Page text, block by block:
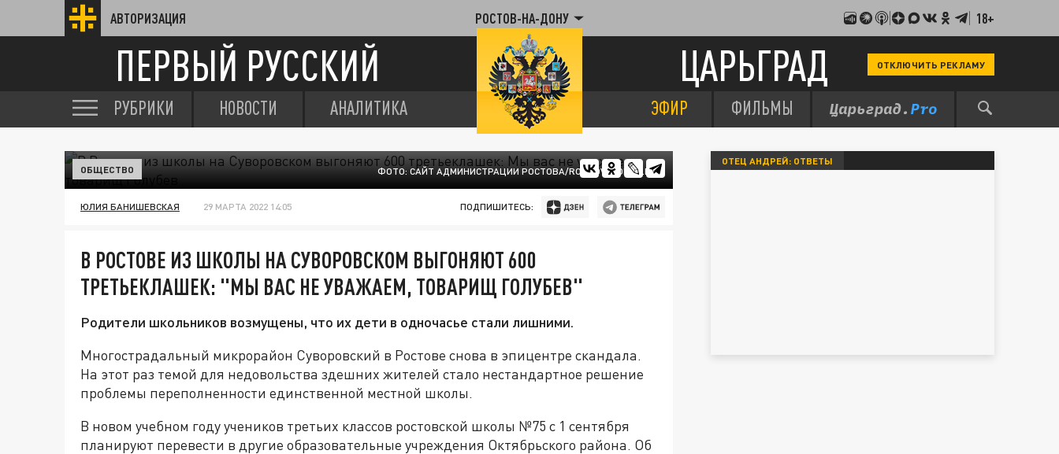
АВТОРИЗАЦИЯ РОСТОВ-НА-ДОНУ 18+
ПЕРВЫЙ РУССКИЙ ЦАРЬГРАД ОТКЛЮЧИТЬ РЕКЛАМУ
РУБРИКИ НОВОСТИ АНАЛИТИКА ЭФИР ФИЛЬМЫ
ФОТО: САЙТ АДМИНИСТРАЦИИ РОСТОВА/ROSTOV-GOROD.RU
ОБЩЕСТВО
ЮЛИЯ БАНИШЕВСКАЯ 29 МАРТА 2022 14:05 ПОДПИШИТЕСЬ:
В РОСТОВЕ ИЗ ШКОЛЫ НА СУВОРОВСКОМ ВЫГОНЯЮТ 600
ТРЕТЬЕКЛАШЕК: "МЫ ВАС НЕ УВАЖАЕМ, ТОВАРИЩ ГОЛУБЕВ"
Родители школьников возмущены, что их дети в одночасье стали лишними.
Многострадальный микрорайон Суворовский в Ростове снова в эпицентре скандала.
На этот раз темой для недовольства здешних жителей стало нестандартное решение
проблемы переполненности единственной местной школы.
В новом учебном году учеников третьих классов ростовской школы №75 с 1 сентября
планируют перевести в другие образовательные учреждения Октябрьского района. Об
ОТЕЦ АНДРЕЙ: ОТВЕТЫ